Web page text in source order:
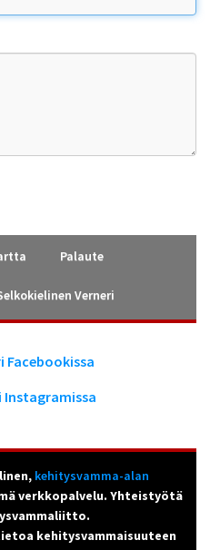
Palaute
Verneri
Facebookissa
Instagramissa
kehitysvamma-alan
verkkopalvelu. Yhteistyötä
kehitysvammaisuuteen